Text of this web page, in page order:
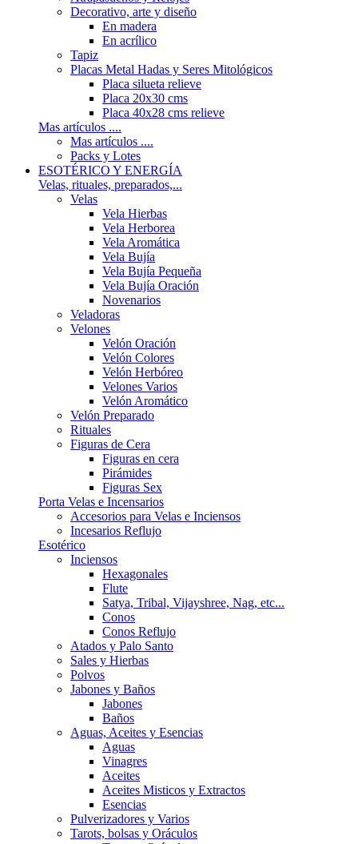
Decorativo, arte y diseño
En madera
En acrílico
Tapiz
Placas Metal Hadas y Seres Mitológicos
Placa silueta relieve
Placa 20x30 cms
Placa 40x28 cms relieve
Mas artículos ....
Mas artículos ....
Packs y Lotes
ESOTÉRICO Y ENERGÍA
Velas, rituales, preparados,...
Velas
Vela Hierbas
Vela Herborea
Vela Aromática
Vela Bujía
Vela Bujía Pequeña
Vela Bujía Oración
Novenarios
Veladoras
Velones
Velón Oración
Velón Colores
Velón Herbóreo
Velones Varios
Velón Aromático
Velón Preparado
Rituales
Figuras de Cera
Figuras en cera
Pirámides
Figuras Sex
Porta Velas e Incensarios
Accesorios para Velas e Inciensos
Incesarios Reflujo
Esotérico
Inciensos
Hexagonales
Flute
Satya, Tribal, Vijayshree, Nag, etc...
Conos
Conos Reflujo
Atados y Palo Santo
Sales y Hierbas
Polvos
Jabones y Baños
Jabones
Baños
Aguas, Aceites y Esencias
Aguas
Vinagres
Aceites
Aceites Misticos y Extractos
Esencias
Pulverizadores y Varios
Tarots, bolsas y Oráculos